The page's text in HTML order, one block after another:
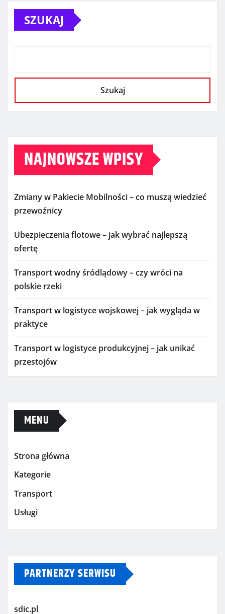
SZUKAJ
Szukaj
NAJNOWSZE WPISY
Zmiany w Pakiecie Mobilności – co muszą wiedzieć
przewoźnicy
Ubezpieczenia flotowe – jak wybrać najlepszą
ofertę
Transport wodny śródlądowy – czy wróci na
polskie rzeki
Transport w logistyce wojskowej – jak wygląda w
praktyce
Transport w logistyce produkcyjnej – jak unikać
przestojów
MENU
Strona główna
Kategorie
Transport
Usługi
PARTNERZY SERWISU
sdic.pl